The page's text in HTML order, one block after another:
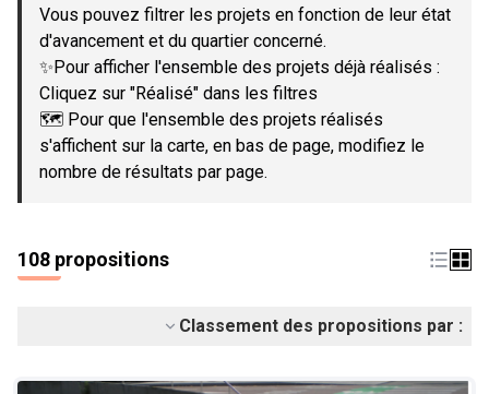
Vous pouvez filtrer les projets en fonction de leur état
d'avancement et du quartier concerné.
✨Pour afficher l'ensemble des projets déjà réalisés :
Cliquez sur "Réalisé" dans les filtres
🗺️ Pour que l'ensemble des projets réalisés
s'affichent sur la carte, en bas de page, modifiez le
nombre de résultats par page.
108 propositions
Classement des propositions par :